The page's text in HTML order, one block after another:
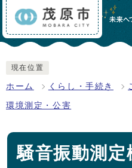
現在位置
ホーム くらし・手続き
環境測定・公害
騒音振動測定